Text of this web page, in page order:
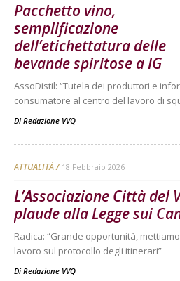
Pacchetto vino,
semplificazione
dell’etichettatura delle
bevande spiritose a IG
AssoDistil: “Tutela dei produttori e
consumatore al centro del lavoro di
Di Redazione VVQ
ATTUALITÀ 18 Febbraio 2026
L’Associazione Città del
plaude alla Legge sui
Radica: “Grande opportunità,
lavoro sul protocollo degli itinerari”
Di Redazione VVQ